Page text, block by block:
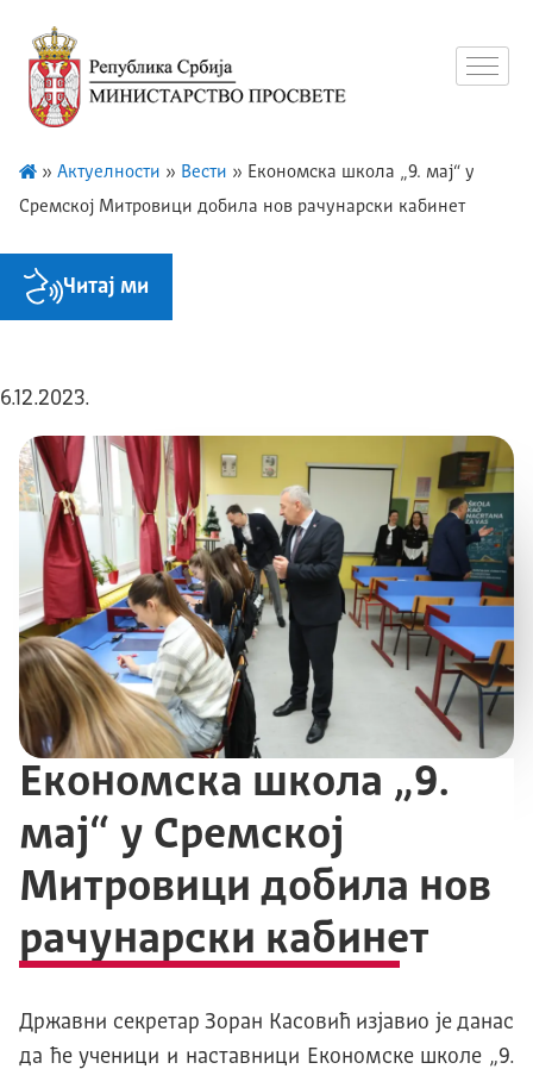
» Актуелности » Вести » Економска школа „9. мај“ у
Сремској Митровици добила нов рачунарски кабинет
Читај ми
6.12.2023.
Економска школа „9.
мај“ у Сремској
Митровици добила нов
рачунарски кабинет
Државни секретар Зоран Касовић изјавио је данас
да ће ученици и наставници Економске школе „9.